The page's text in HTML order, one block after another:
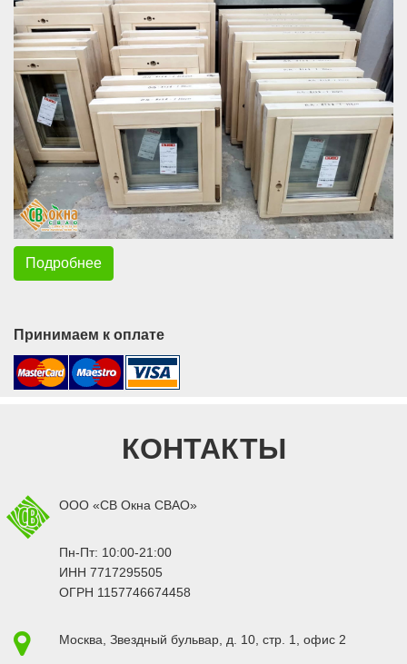
Подробнее
Принимаем к оплате
КОНТАКТЫ
ООО «СВ Окна СВАО»
Пн-Пт: 10:00-21:00
ИНН 7717295505
ОГРН 1157746674458
Москва Звездный бульвар, д. 10, стр. 1 , офис 2